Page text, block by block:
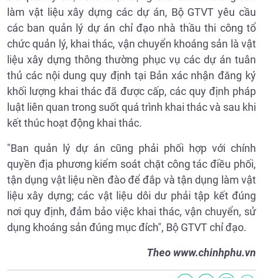
làm vật liệu xây dựng các dự án, Bộ GTVT yêu cầu
các ban quản lý dự án chỉ đạo nhà thầu thi công tổ
chức quản lý, khai thác, vận chuyển khoáng sản là vật
liệu xây dựng thông thường phục vụ các dự án tuân
thủ các nội dung quy định tại Bản xác nhận đăng ký
khối lượng khai thác đã được cấp, các quy định pháp
luật liên quan trong suốt quá trình khai thác và sau khi
kết thúc hoạt động khai thác.
"Ban quản lý dự án cũng phải phối hợp với chính
quyền địa phương kiểm soát chặt công tác điều phối,
tận dụng vật liệu nền đào để đắp và tận dụng làm vật
liệu xây dựng; các vật liệu dôi dư phải tập kết đúng
nơi quy định, đảm bảo việc khai thác, vận chuyển, sử
dụng khoáng sản đúng mục đích", Bộ GTVT chỉ đạo.
Theo www.chinhphu.vn